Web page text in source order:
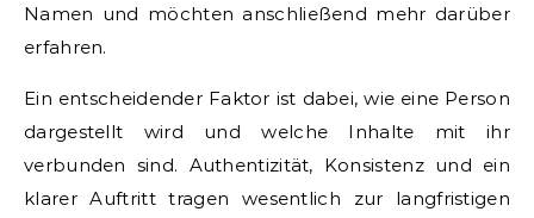
Namen und möchten anschließend mehr darüber
erfahren.
Ein entscheidender Faktor ist dabei, wie eine Person
dargestellt wird und welche Inhalte mit ihr
verbunden sind. Authentizität, Konsistenz und ein
klarer Auftritt tragen wesentlich zur langfristigen